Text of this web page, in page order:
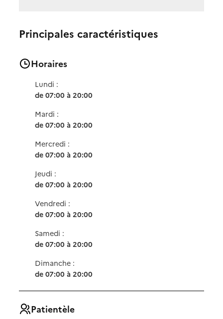
Principales caractéristiques
Horaires
Lundi :
de 07:00 à 20:00
Mardi :
de 07:00 à 20:00
Mercredi :
de 07:00 à 20:00
Jeudi :
de 07:00 à 20:00
Vendredi :
de 07:00 à 20:00
Samedi :
de 07:00 à 20:00
Dimanche :
de 07:00 à 20:00
Patientèle